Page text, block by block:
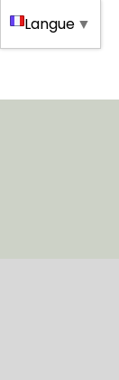
Langue ▼